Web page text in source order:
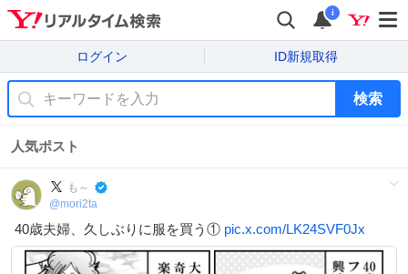
i
ログイン ID新規取得
検索
人気ポスト
も～
@mori2ta
40歳夫婦、久しぶりに服を買う① pic.x.com/LK24SVF0Jx